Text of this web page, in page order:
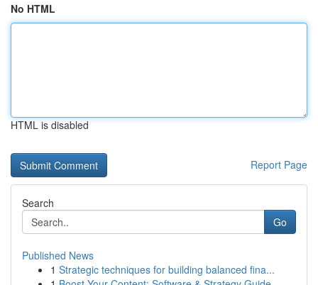
No HTML
HTML is disabled
Report Page
Search
Go
Published News
1 Strategic techniques for building balanced fina...